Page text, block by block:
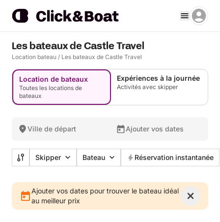
Les bateaux de Castle Travel
Location bateau / Les bateaux de Castle Travel
Location de bateaux
Toutes les locations de
bateaux
Expériences à la journée
Activités avec skipper
Ville de départ Ajouter vos dates
Skipper Bateau Réservation instantanée
Ajouter vos dates pour trouver le bateau idéal
au meilleur prix